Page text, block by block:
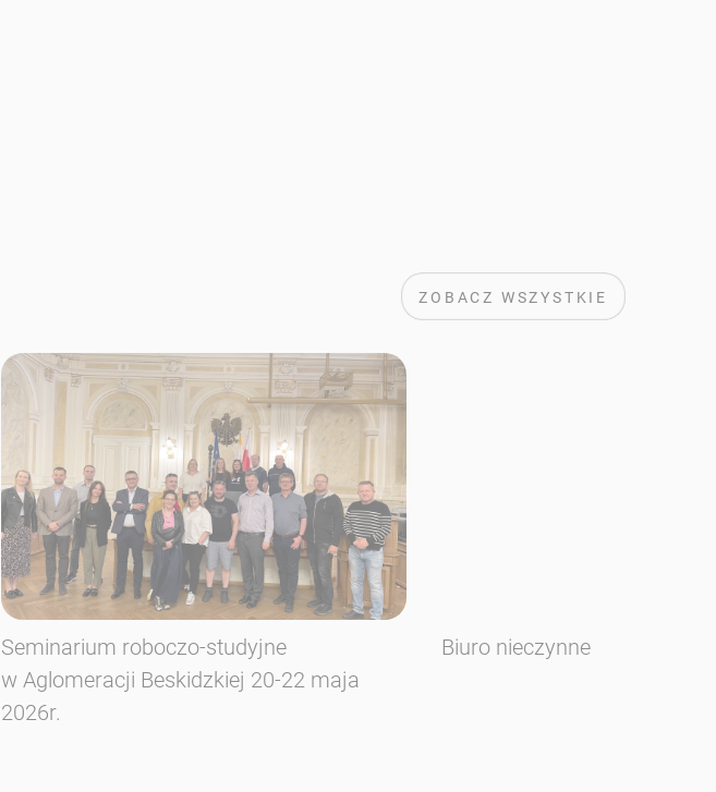
ZOBACZ WSZYSTKIE
Seminarium roboczo-studyjne
w Aglomeracji Beskidzkiej 20-22 maja
2026r.
Biuro nieczynne